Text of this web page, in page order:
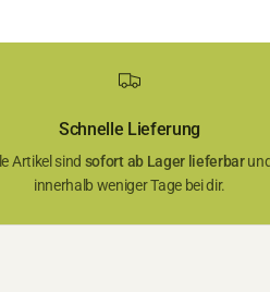
Schnelle Lieferung
Artikel sind sofort ab Lager lieferbarund
innerhalb weniger Tage bei dir.